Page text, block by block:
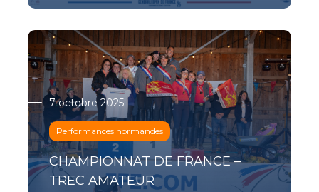
7 octobre 2025
Performances normandes
CHAMPIONNAT DE FRANCE –
TREC AMATEUR